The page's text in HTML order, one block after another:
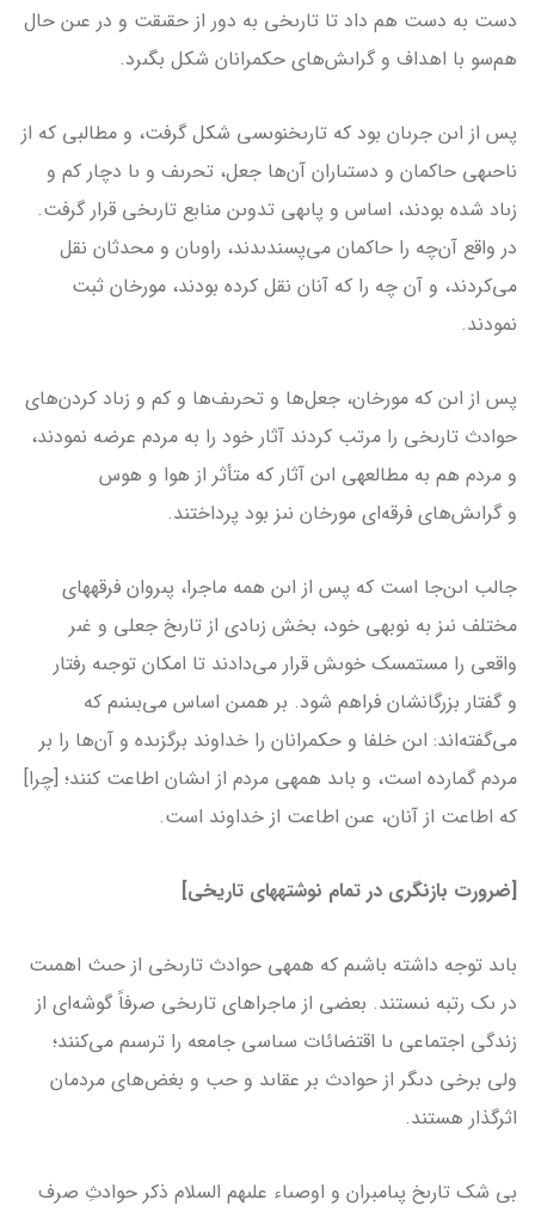
دست به دست هم داد تا تارىخى به دور از حقىقت و در عىن حال
هم‌سو با اهداف و گراىش‌هاى حكمرانان شكل بگىرد.
پس از اىن جرىان بود كه تارىخ­نوىسى شكل گرفت، و مطالبى كه از
ناحىه­ى حاكمان و دستىاران آن‌ها جعل، تحرىف و ىا دچار كم و
زىاد شده بودند، اساس و پاىه­ى تدوىن منابع تارىخى قرار گرفت.
در واقع آن‌چه را حاكمان مى‌پسندىدند، راوىان و محدثان نقل
مى‌كردند، و آن چه را كه آنان نقل كرده بودند، مورخان ثبت
نمودند.
پس از اىن كه مورخان، جعل‌ها و تحرىف‌ها و كم و زىاد كردن‌هاى
حوادث تارىخى را مرتب كردند آثار خود را به مردم عرضه نمودند،
و مردم هم به مطالعه­ى اىن آثار كه متأثر از هوا و هوس
و گراىش‌هاى فرقه‌اى مورخان نىز بود پرداختند.
جالب اىن‌جا است كه پس از اىن همه ماجرا، پىروان فرقه­هاى
مختلف نىز به نوبه­ى خود، بخش زىادى از تارىخ جعلى و غىر
واقعى را مستمسك خوىش قرار مى‌دادند تا امكان توجىه رفتار
و گفتار بزرگانشان فراهم شود. بر همىن اساس مى‌بىنىم كه
مى‌گفته‌‌اند: اىن خلفا و حكمرانان را خداوند برگزىده و آن‌ها را بر
مردم گمارده است، و باىد همه­ى مردم از اىشان اطاعت كنند؛ [چرا]
كه اطاعت از آنان، عىن اطاعت از خداوند است.
[ضرورت بازنگری در تمام نوشته­های تاریخی]
باىد توجه داشته باشىم كه همه­ى حوادث تارىخى از حىث اهمىت
در ىک رتبه نىستند. بعضى از ماجراهاى تارىخى صرفاً گوشه‌اى از
زندگى اجتماعى ىا اقتضائات سىاسى جامعه را ترسىم مى‌كنند؛
ولى برخى دىگر از حوادث بر عقاىد و حب و بغض‌هاى مردمان
اثرگذار هستند.
بى‌ شک تارىخ پىامبران و اوصىاء علىهم السلام ذكر حوادثِ صرف